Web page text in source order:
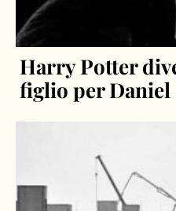
Harry Potter
figlio per Daniel